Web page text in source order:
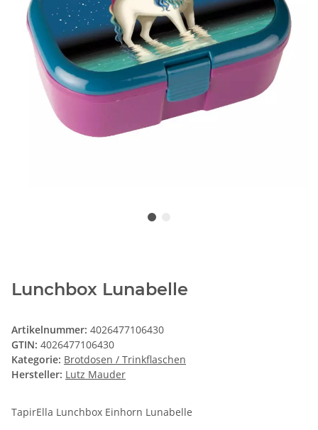
Lunchbox Lunabelle
Artikelnummer: 4026477106430
GTIN: 4026477106430
Kategorie: Brotdosen / Trinkflaschen
Hersteller: Lutz Mauder
TapirElla Lunchbox Einhorn Lunabelle